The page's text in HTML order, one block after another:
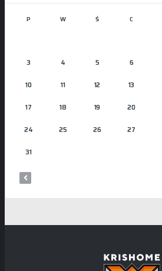
P W Ś C
3 4 5 6
10 11 12 13
17 18 19 20
24 25 26 27
31